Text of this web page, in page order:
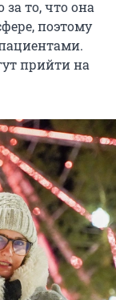
за то, что она
поэтому
прийти на